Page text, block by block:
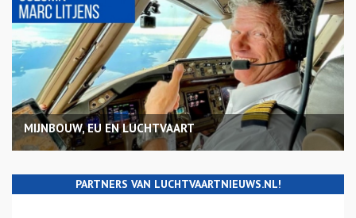
MIJNBOUW, EU EN LUCHTVAART
PARTNERS VAN LUCHTVAARTNIEUWS.NL!